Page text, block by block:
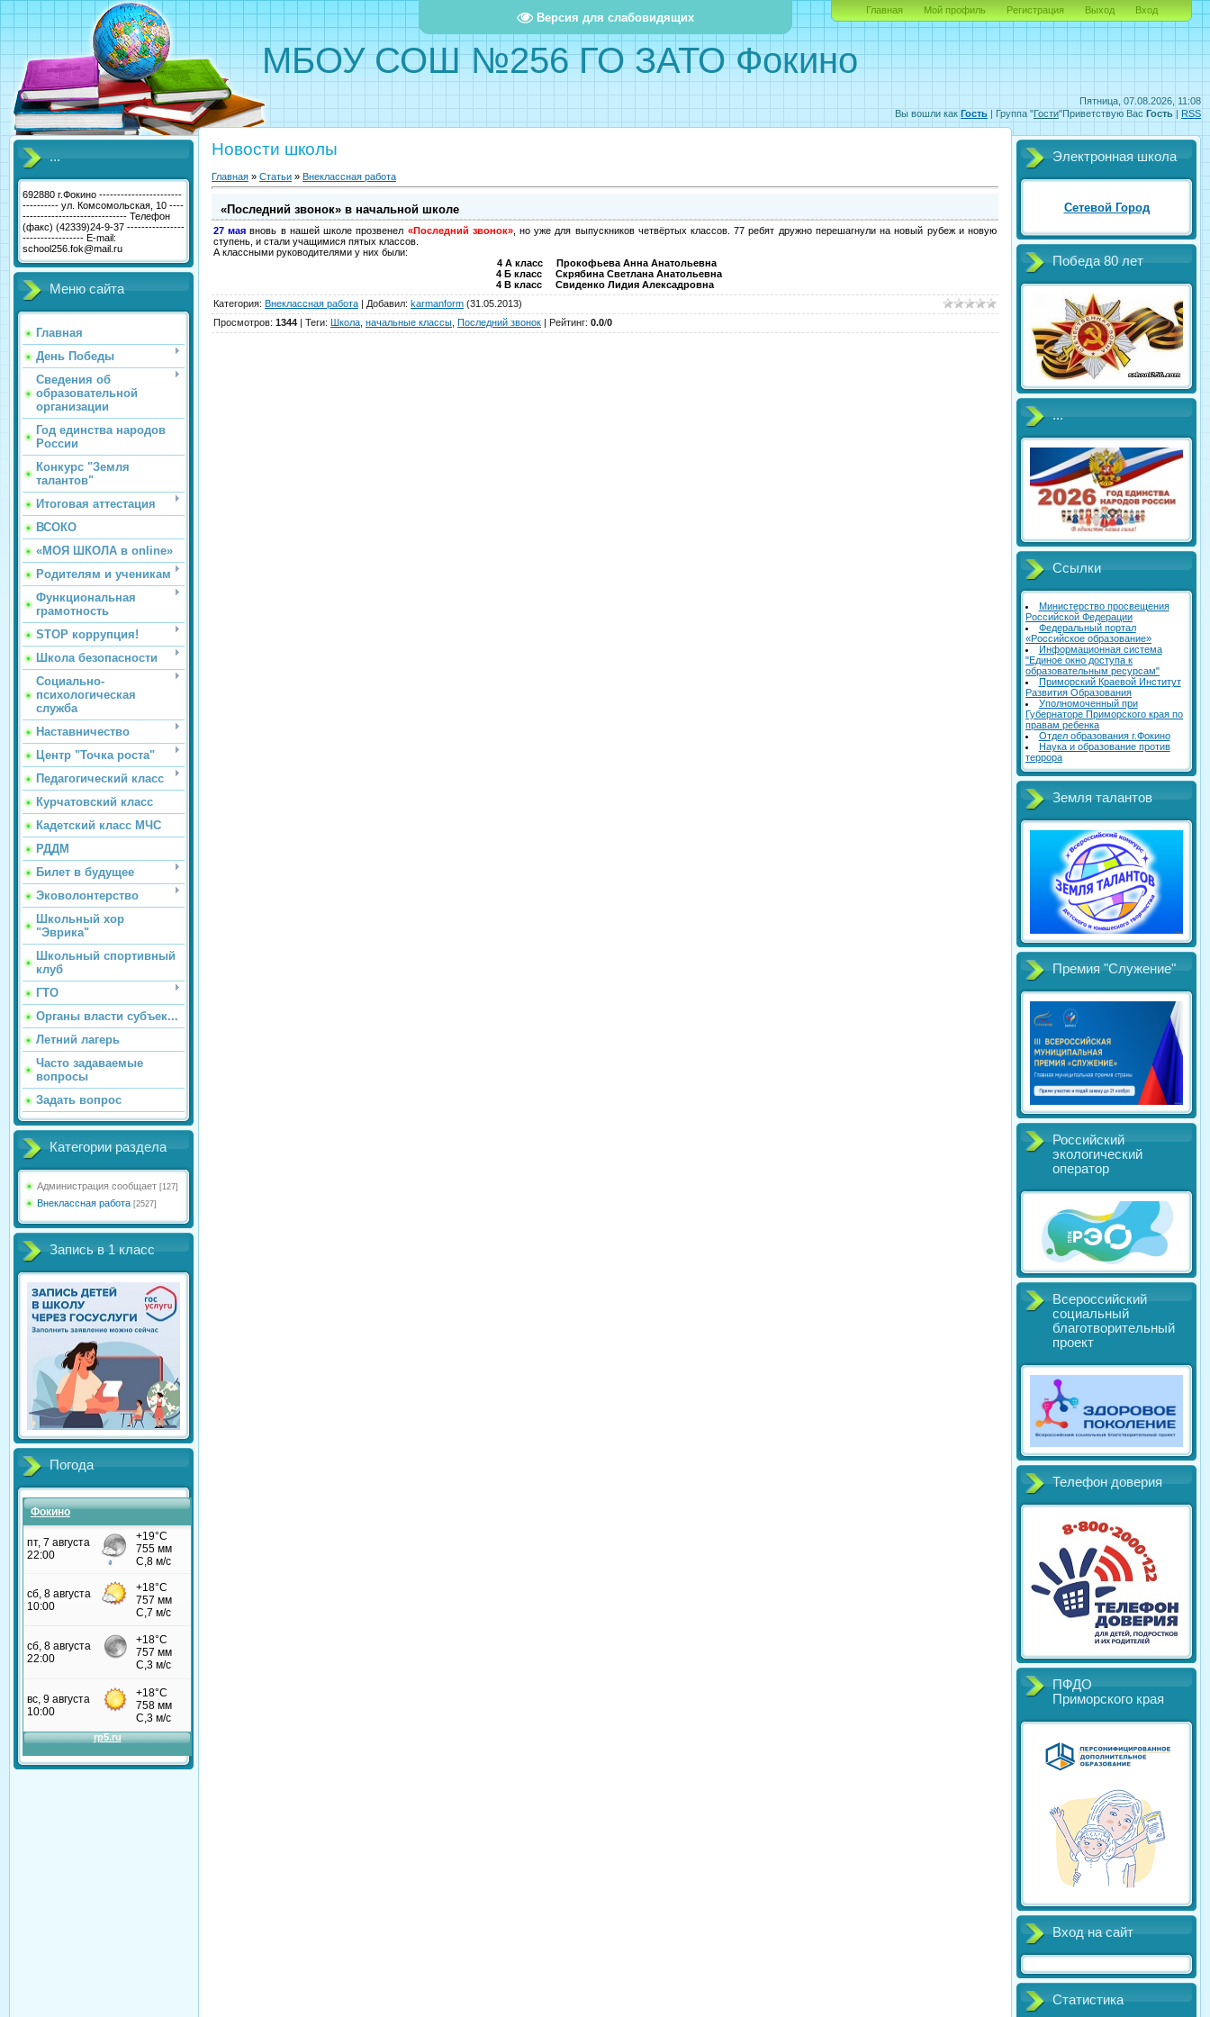
Версия для слабовидящих
Пятница, 07.08.2026, 11:08
Вы вошли как Гость | Группа "Гости"Приветствую Вас Гость | RSS
МБОУ СОШ №256 ГО ЗАТО Фокино
Главная Мой профиль Регистрация Выход Вход
...
692880 г.Фокино -----------------------
---------- ул. Комсомольская, 10 ----
----------------------------- Телефон
(факс) (42339)24-9-37 ----------------
----------------- E-mail:
school256.fok@mail.ru
Меню сайта
Главная
День Победы
Сведения об
образовательной
организации
Год единства народов
России
Конкурс "Земля
талантов"
Итоговая аттестация
ВСОКО
«МОЯ ШКОЛА в online»
Родителям и ученикам
Функциональная
грамотность
STOP коррупция!
Школа безопасности
Социально-
психологическая
служба
Наставничество
Центр "Точка роста"
Педагогический класс
Курчатовский класс
Кадетский класс МЧС
РДДМ
Билет в будущее
Эковолонтерство
Школьный хор
"Эврика"
Школьный спортивный
клуб
ГТО
Органы власти субъек...
Летний лагерь
Часто задаваемые
вопросы
Задать вопрос
Категории раздела
Администрация сообщает [127]
Внеклассная работа [2527]
Запись в 1 класс
Погода
Фокино
Новости школы
Главная » Статьи » Внеклассная работа
«Последний звонок» в начальной школе
27 мая вновь в нашей школе прозвенел «Последний звонок», но уже для выпускников четвёртых классов. 77 ребят дружно перешагнули на новый рубеж и новую
ступень, и стали учащимися пятых классов.
А классными руководителями у них были:
4 А класс Прокофьева Анна Анатольевна
4 Б класс Скрябина Светлана Анатольевна
4 В класс Свиденко Лидия Алексадровна
Категория: Внеклассная работа | Добавил: karmanform (31.05.2013)
Просмотров: 1344 | Теги: Школа начальные классы Последний звонок | Рейтинг: 0.0/0
Электронная школа
Сетевой Город
Победа 80 лет
...
Ссылки
Министерство просвещения
Российской Федерации
Федеральный портал
«Российское образование»
Информационная система
"Единое окно доступа к
образовательным ресурсам"
Приморский Краевой Институт
Развития Образования
Уполномоченный при
Губернаторе Приморского края по
правам ребенка
Отдел образования г.Фокино
Наука и образование против
террора
Земля талантов
Премия "Служение"
Российский
экологический
оператор
Всероссийский
социальный
благотворительный
проект
Телефон доверия
ПФДО
Приморского края
Вход на сайт
Статистика